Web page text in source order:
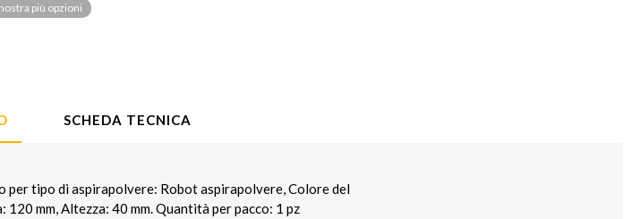
più opzioni
SCHEDA TECNICA
tipo di aspirapolvere: Robot aspirapolvere, Colore del
mm, Altezza: 40 mm. Quantità per pacco: 1 pz